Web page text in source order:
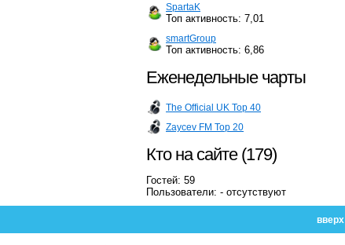
SpartaK
Топ активность: 7,01
smartGroup
Топ активность: 6,86
Еженедельные чарты
The Official UK Top 40
Zaycev FM Top 20
Кто на сайте (179)
Гостей: 59
Пользователи: - отсутствуют
вверх